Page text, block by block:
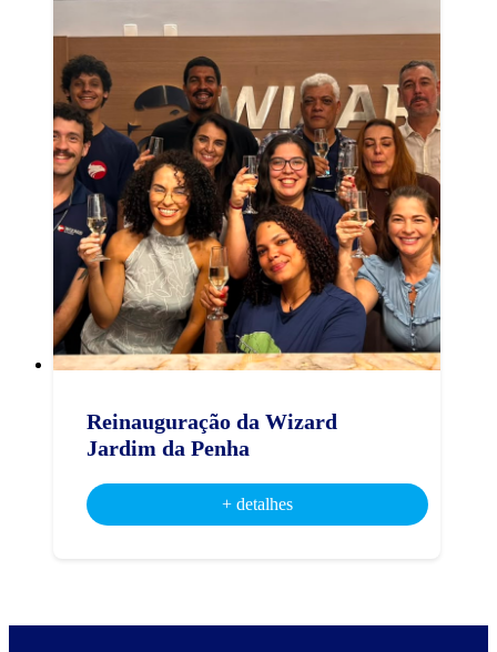
Reinauguração da Wizard
Jardim da Penha
+ detalhes